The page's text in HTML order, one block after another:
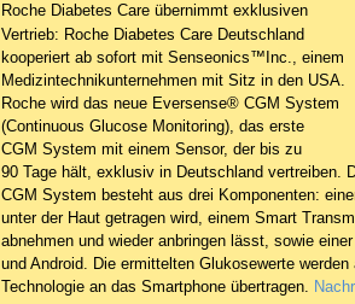
Roche Diabetes Care übernimmt exklusiven
Vertrieb: Roche Diabetes Care Deutschland
kooperiert ab sofort mit Senseonics™Inc., einem
Medizintechnikunternehmen mit Sitz in den USA.
Roche wird das neue Eversense® CGM System
(Continuous Glucose Monitoring), das erste
CGM System mit einem Sensor, der bis zu
90 Tage hält, exklusiv in Deutschland vertreiben.
CGM System besteht aus drei Komponenten:
unter der Haut getragen wird, einem Smart
abnehmen und wieder anbringen lässt, sowie
und Android. Die ermittelten Glukosewerte
Technologie an das Smartphone übertragen.